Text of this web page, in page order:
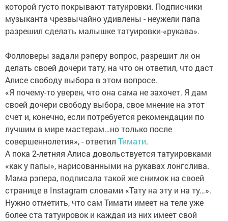
которой густо покрывают татуировки. Подписчики
музыканта чрезвычайно удивлены - неужели папа
разрешил сделать малышке татуировки-«рукава».
Фолловеры задали рэперу вопрос, разрешит ли он
делать своей дочери тату, на что он ответил, что даст
Алисе свободу выбора в этом вопросе.
«Я почему-то уверен, что она сама не захочет. Я дам
своей дочери свободу выбора, свое мнение на этот
счет и, конечно, если потребуется рекомендации по
лучшим в мире мастерам…но только после
совершеннолетия», - ответил Тимати.
А пока 2-летняя Алиса довольствуется татуировками
«как у папы», нарисованными на рукавах лонгслива.
Мама рэпера, подписала такой же снимок на своей
странице в Instagram словами «Тату на эту и на ту…».
Нужно отметить, что сам Тимати имеет на теле уже
более ста татуировок и каждая из них имеет свой